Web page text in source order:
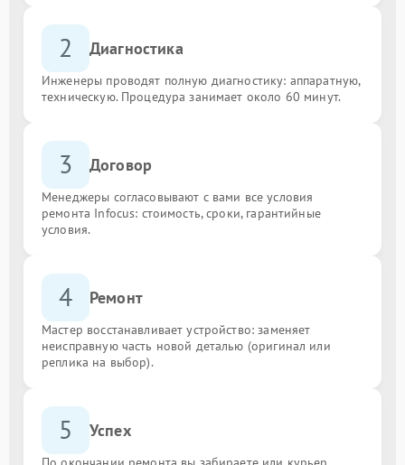
2 Диагностика
Инженеры проводят полную диагностику: аппаратную,
техническую. Процедура занимает около 60 минут.
3 Договор
Менеджеры согласовывают с вами все условия
ремонта Infocus: стоимость, сроки, гарантийные
условия.
4 Ремонт
Мастер восстанавливает устройство: заменяет
неисправную часть новой деталью (оригинал или
реплика на выбор).
5 Успех